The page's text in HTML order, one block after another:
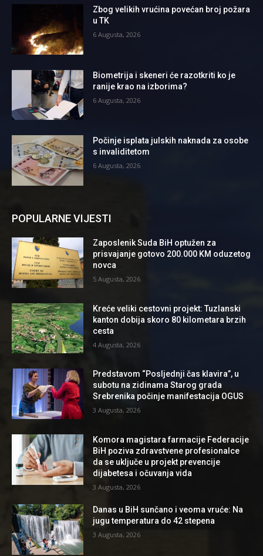
Zbog velikih vrućina povećan broj požara
u TK
6 Augusta, 2026
Biometrija i skeneri će razotkriti ko je
ranije krao na izborima?
6 Augusta, 2026
Počinje isplata julskih naknada za osobe
s invaliditetom
6 Augusta, 2026
POPULARNE VIJESTI
Zaposlenik Suda BiH optužen za
prisvajanje gotovo 200.000 KM oduzetog
novca
5 Augusta, 2026
Kreće veliki cestovni projekt: Tuzlanski
kanton dobija skoro 80 kilometara brzih
cesta
4 Augusta, 2026
Predstavom “Posljednji čas klavira”, u
subotu na zidinama Starog grada
Srebrenika počinje manifestacija OGUS
3 Augusta, 2026
Komora magistara farmacije Federacije
BiH poziva zdravstvene profesionalce
da se uključe u projekt prevencije
dijabetesa i očuvanja vida
3 Augusta, 2026
Danas u BiH sunčano i veoma vruće: Na
jugu temperatura do 42 stepena
3 Augusta, 2026